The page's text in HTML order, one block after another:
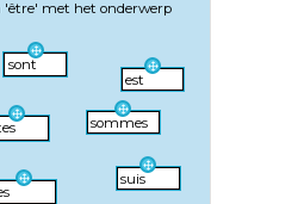
'être' met het onderwerp
suis
est
sommes
sont